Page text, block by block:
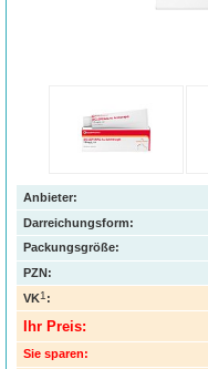
Anbieter:
Darreichungsform:
Packungsgröße:
PZN:
VK1:
Ihr Preis:
Sie sparen: